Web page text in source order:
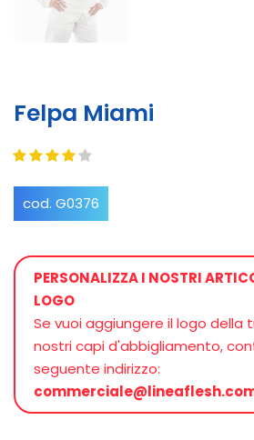
Felpa Miami
cod. G0376
PERSONALIZZA I NOSTRI
LOGO
Se vuoi aggiungere il logo della
nostri capi d'abbigliamento,
seguente indirizzo: